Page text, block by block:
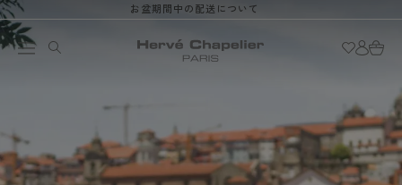
コンテン
ツに進む
お盆期間中の配送について
イ
カ
ー